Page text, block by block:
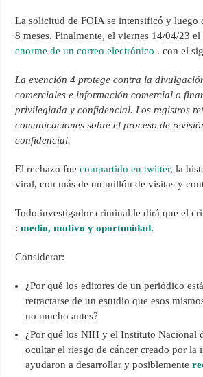
La solicitud de FOIA se intensificó y luego
8 meses. Finalmente, el viernes 14/04/23
enorme de un correo electrónico . con el
La exención 4 protege contra la
comerciales e información comercial o
privilegiada y confidencial. Los registros
comunicaciones sobre el proceso de
confidencial.
El rechazo fuecompartido en twitter, la
viral, con más de un millón de visitas y
Todo investigador criminal le dirá que el
:medio, motivo y oportunidad.
Considerar:
¿Por qué los editores de un periódico
retractarse de un estudio que esos
no mucho antes?
¿Por qué los NIH y el Instituto Nacional
ocultar el riesgo de cáncer creado por la
ayudaron a desarrollar y posiblemente